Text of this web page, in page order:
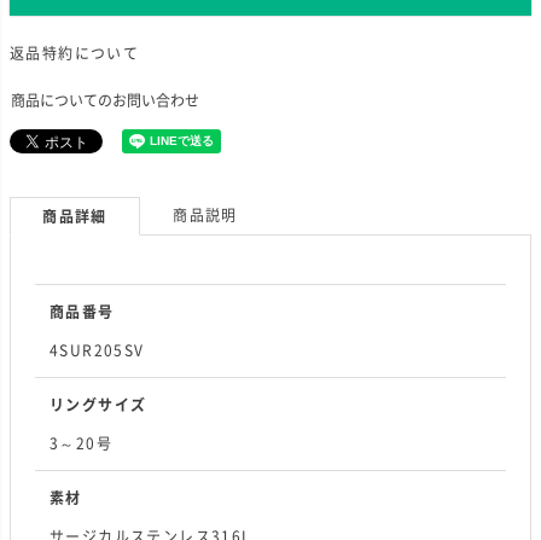
返品特約について
商品についてのお問い合わせ
商品詳細 商品説明
商品番号
4SUR205SV
リングサイズ
3～20号
素材
サージカルステンレス316L